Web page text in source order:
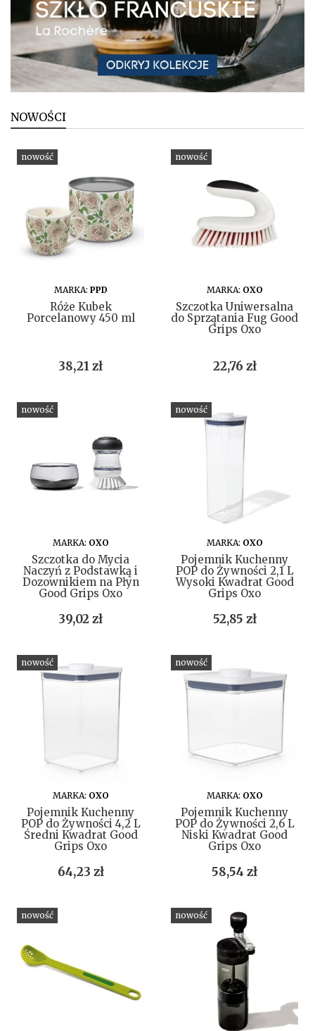
NOWOŚCI
nowość
DO KOSZYKA
MARKA: PPD
Róże Kubek
Porcelanowy 450 ml
Cena
38,21 zł
nowość
DO KOSZYKA
MARKA: OXO
Szczotka Uniwersalna
do Sprzątania Fug Good
Grips Oxo
Cena
22,76 zł
nowość
DO KOSZYKA
MARKA: OXO
Szczotka do Mycia
Naczyń z Podstawką i
Dozownikiem na Płyn
Good Grips Oxo
Cena
39,02 zł
nowość
DO KOSZYKA
MARKA: OXO
Pojemnik Kuchenny
POP do Żywności 2,1 L
Wysoki Kwadrat Good
Grips Oxo
Cena
52,85 zł
nowość
DO KOSZYKA
MARKA: OXO
Pojemnik Kuchenny
POP do Żywności 4,2 L
Średni Kwadrat Good
Grips Oxo
Cena
64,23 zł
nowość
DO KOSZYKA
MARKA: OXO
Pojemnik Kuchenny
POP do Żywności 2,6 L
Niski Kwadrat Good
Grips Oxo
Cena
58,54 zł
nowość nowość